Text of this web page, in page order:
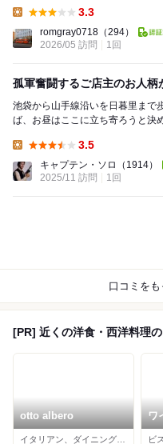
3.3
romgray0718 （294）
2026/05 訪問
1回
孤軍奮闘するご店主のお人柄
池袋から山手線沿いを日暮里まで歩いたこの日 途中
ば、お昼はここに立ち寄ろうと決
3.5
キャプテン・ソロ
（1914）
2025/11 訪問
1回
口コミをも
[PR] 近くの洋食・西洋料理
otto albero
ワ
端